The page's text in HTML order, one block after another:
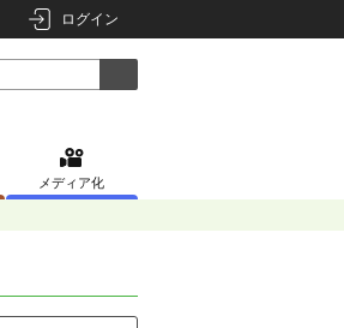
ログイン
メディア化